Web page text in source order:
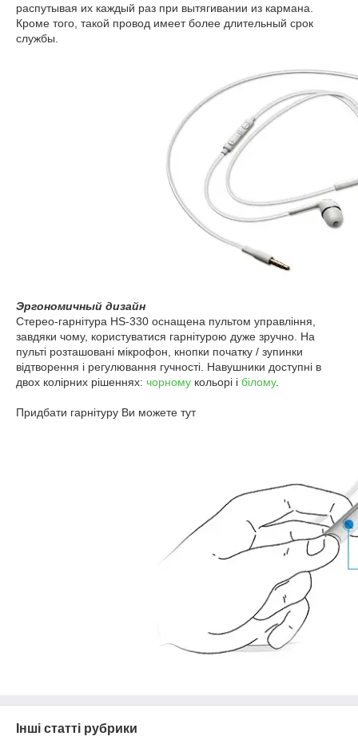
распутывая их каждый раз при вытягивании из кармана.
Кроме того, такой провод имеет более длительный срок
службы.
Эргономичный дизайн
Стерео-гарнітура HS-330 оснащена пультом управління,
завдяки чому, користуватися гарнітурою дуже зручно. На
пульті розташовані мікрофон, кнопки початку / зупинки
відтворення і регулювання гучності. Навушники доступні в
двох колірних рішеннях: чорному кольорі і білому.
Придбати гарнітуру Ви можете тут
Інші статті рубрики